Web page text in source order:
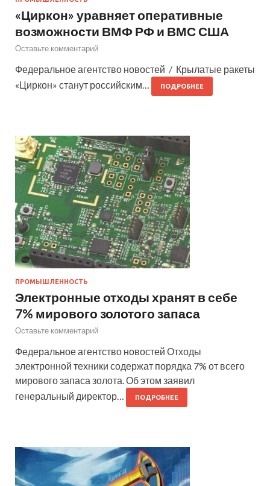
«Циркон» уравняет оперативные
возможности ВМФ РФ и ВМС США
Оставьте комментарий
Федеральное агентство новостей / Крылатые ракеты
«Циркон» станут российским…
ПОДРОБНЕЕ
ПРОМЫШЛЕННОСТЬ
Электронные отходы хранят в себе
7% мирового золотого запаса
Оставьте комментарий
Федеральное агентство новостей Отходы
электронной техники содержат порядка 7% от всего
мирового запаса золота. Об этом заявил
генеральный директор…
ПОДРОБНЕЕ